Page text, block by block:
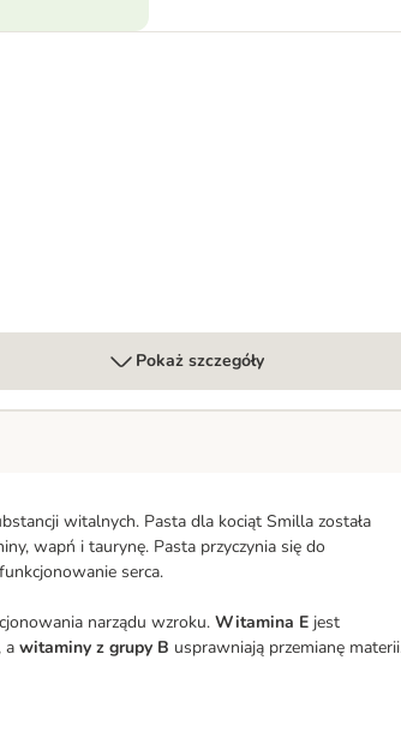
Pokaż szczegóły
witalnych. Pasta dla kociąt Smilla została
wapń i taurynę. Pasta przyczynia się do
serca.
narządu wzroku. Witamina E jest
a witaminy z grupy B usprawniają przemianę